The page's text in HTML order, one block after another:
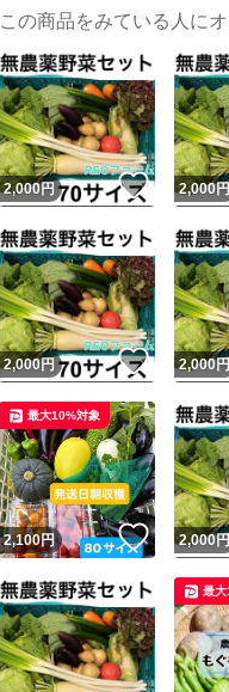
この商品をみている人に
2,000円 いいね！
2,000円
2,000円 いいね！
2,000円
2,100円 いいね！
最大10%対象
2,000円
最大